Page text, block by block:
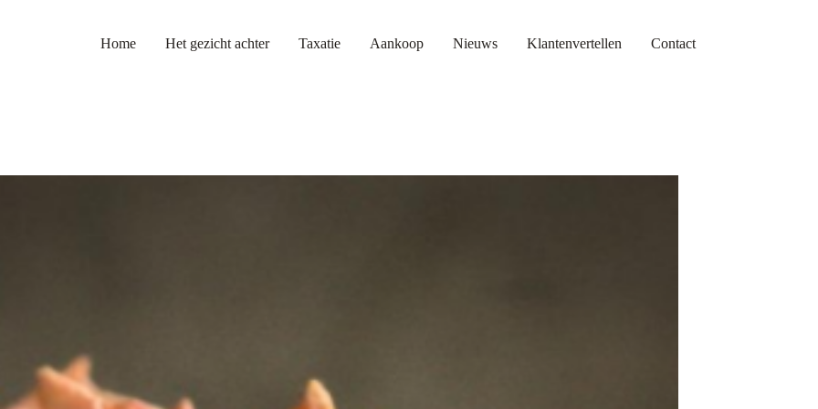
Home Het gezicht achter Taxatie Aankoop Nieuws Klantenvertellen Contact